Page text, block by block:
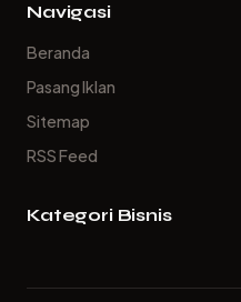
Navigasi
Beranda
Pasang Iklan
Sitemap
RSS Feed
Kategori Bisnis